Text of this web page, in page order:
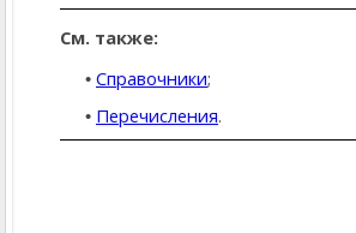
См. также:
Справочники;
Перечисления.